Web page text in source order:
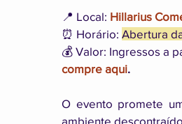
📍 Local: Hillarius
⏰ Horário: Abertura
💰 Valor: Ingressos a
compre aqui.
O evento promete
ambiente